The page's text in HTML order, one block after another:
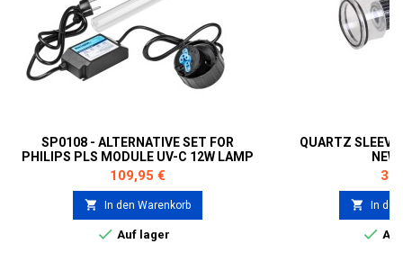
SP0108 - ALTERNATIVE SET FOR
PHILIPS PLS MODULE UV-C 12W LAMP
B212012
Preis
109,95 €
 In den Warenkorb
 Auf lager
QUARTZ
NEW
 In
